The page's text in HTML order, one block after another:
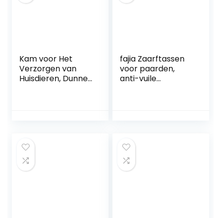
Kam voor Het
Verzorgen van
Huisdieren, Dunne
Lang- en
Kortharige
Honden, Katten en
fajia Zaarftassen
voor paarden,
anti-vuile
beschermhoezen
accessoires